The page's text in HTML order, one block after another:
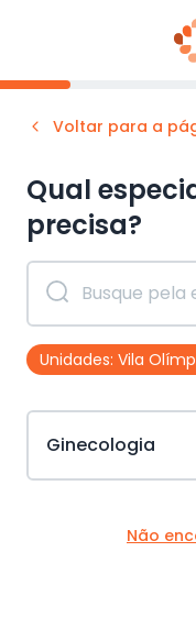
Voltar para a
Qual
precisa?
Unidades: Vila
Ginecologia
Não